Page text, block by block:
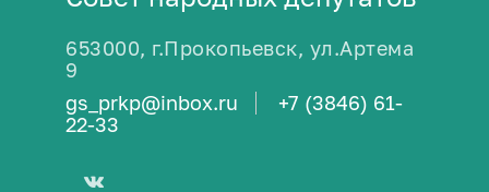
653000, г.Прокопьевск, ул.Артема
9
gs_prkp@inbox.ru
+7 (3846) 61-
22-33